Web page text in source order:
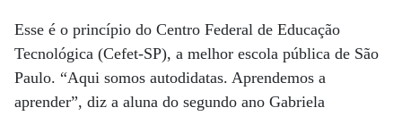
Esse é o princípio do Centro Federal de Educação
Tecnológica (Cefet-SP), a melhor escola pública de São
Paulo. “Aqui somos autodidatas. Aprendemos a
aprender”, diz a aluna do segundo ano Gabriela